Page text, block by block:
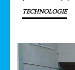
TECHNOLOGIE